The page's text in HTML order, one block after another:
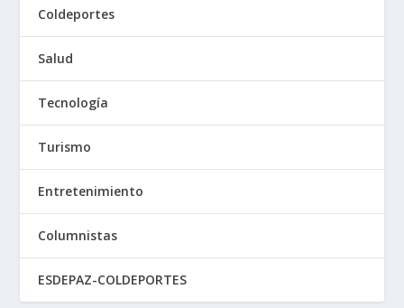
Coldeportes
Salud
Tecnología
Turismo
Entretenimiento
Columnistas
ESDEPAZ-COLDEPORTES